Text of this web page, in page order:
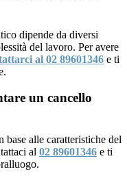
dipende da diversi
del lavoro. Per avere
al 02 89601346 e ti
un cancello
alle caratteristiche del
al 02 89601346 e ti